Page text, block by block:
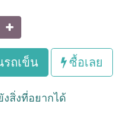
รถเข็น ซื้อเลย
งสิ่งที่อยากได้